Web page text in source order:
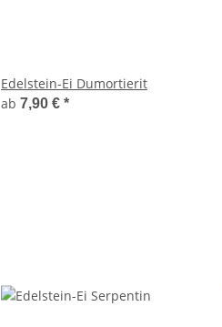
Edelstein-Ei Dumortierit
ab 7,90 € *